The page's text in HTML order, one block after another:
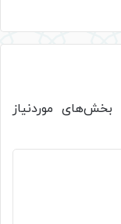
بخش‌های موردنیاز